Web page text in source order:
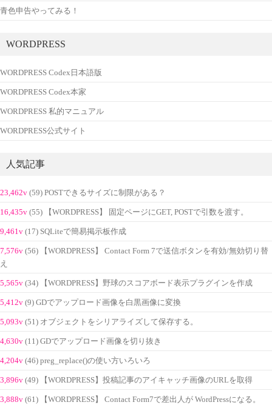
青色申告やってみる！
WORDPRESS
WORDPRESS Codex日本語版
WORDPRESS Codex本家
WORDPRESS 私的マニュアル
WORDPRESS公式サイト
人気記事
23,462v (59) POSTできるサイズに制限がある？
16,435v (55) 【WORDPRESS】 固定ページにGET, POSTで引数を渡す。
9,461v (17) SQLiteで簡易掲示板作成
7,576v (56) 【WORDPRESS】 Contact Form 7で送信ボタンを有効/無効切り替
え
5,565v (34) 【WORDPRESS】野球のスコアボード表示プラグインを作成
5,412v (9) GDでアップロード画像を白黒画像に変換
5,093v (51) オブジェクトをシリアライズして保存する。
4,630v (11) GDでアップロード画像を切り抜き
4,204v (46) preg_replace()の使い方いろいろ
3,896v (49) 【WORDPRESS】投稿記事のアイキャッチ画像のURLを取得
3,888v (61) 【WORDPRESS】 Contact Form7で差出人が WordPressになる。